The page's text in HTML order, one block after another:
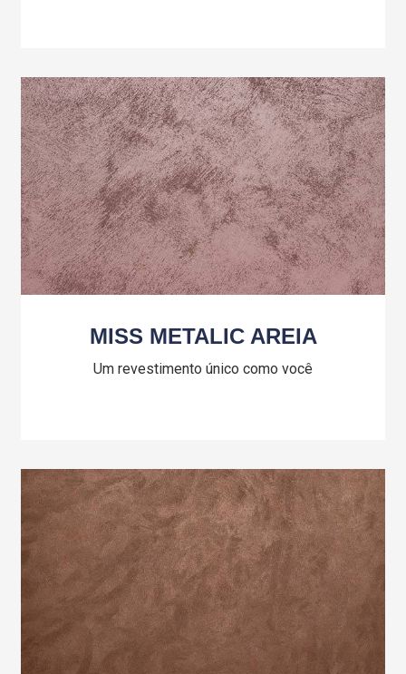
MISS METALIC AREIA
Um revestimento único como você